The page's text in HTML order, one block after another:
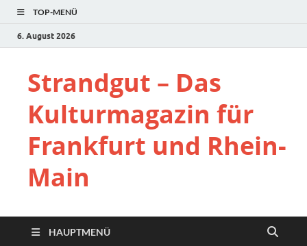
TOP-MENÜ
6. August 2026
Strandgut – Das
Kulturmagazin für
Frankfurt und Rhein-
Main
HAUPTMENÜ